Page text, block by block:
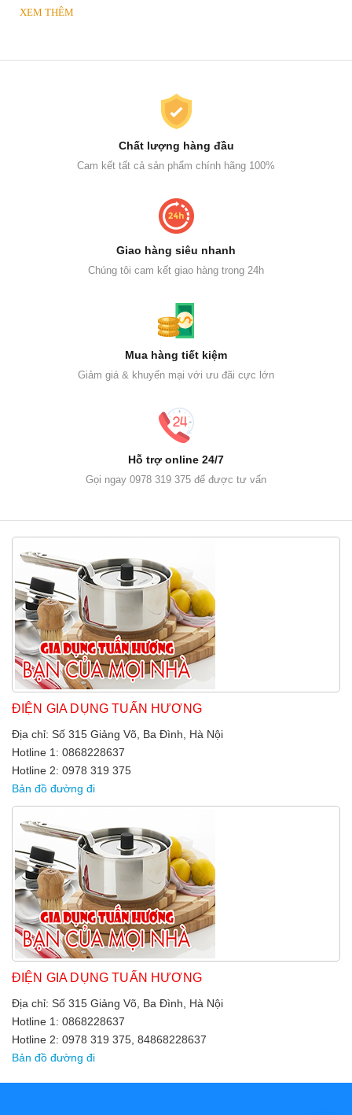
XEM THÊM
Chất lượng hàng đầu
Cam kết tất cả sản phẩm chính hãng 100%
Giao hàng siêu nhanh
Chúng tôi cam kết giao hàng trong 24h
Mua hàng tiết kiệm
Giảm giá & khuyến mại với ưu đãi cực lớn
Hỗ trợ online 24/7
Gọi ngay 0978 319 375 để được tư vấn
ĐIỆN GIA DỤNG TUẤN HƯƠNG
Địa chỉ: Số 315 Giảng Võ, Ba Đình, Hà Nội
Hotline 1: 0868228637
Hotline 2: 0978 319 375
Bản đồ đường đi
ĐIỆN GIA DỤNG TUẤN HƯƠNG
Địa chỉ: Số 315 Giảng Võ, Ba Đình, Hà Nội
Hotline 1: 0868228637
Hotline 2: 0978 319 375, 84868228637
Bản đồ đường đi